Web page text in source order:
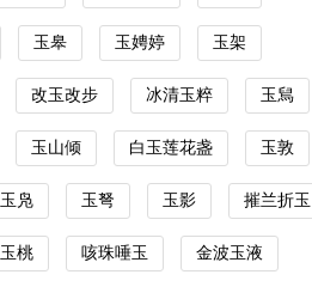
玉皋 玉娉婷 玉架
改玉改步 冰清玉粹 玉舃
玉山倾 白玉莲花盏 玉敦
玉凫 玉弩 玉影 摧兰折玉
玉桃 咳珠唾玉 金波玉液